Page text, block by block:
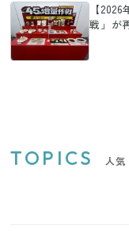
【
戦」が
TOPICS 人気